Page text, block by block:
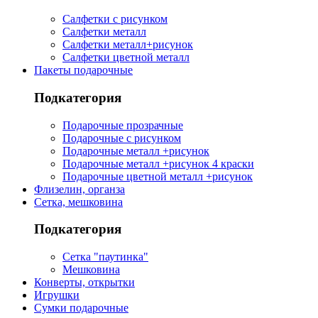
Салфетки с рисунком
Салфетки металл
Салфетки металл+рисунок
Салфетки цветной металл
Пакеты подарочные
Подкатегория
Подарочные прозрачные
Подарочные с рисунком
Подарочные металл +рисунок
Подарочные металл +рисунок 4 краски
Подарочные цветной металл +рисунок
Флизелин, органза
Сетка, мешковина
Подкатегория
Сетка "паутинка"
Мешковина
Конверты, открытки
Игрушки
Сумки подарочные